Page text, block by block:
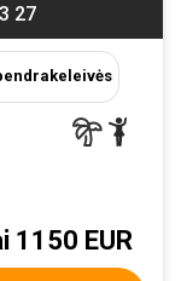
27
1150 EUR